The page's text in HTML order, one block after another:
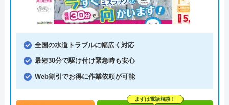
全国の水道トラブルに幅広く対応
最短30分で駆け付け緊急時も安心
Web割引でお得に作業依頼が可能
まずは電話相談！